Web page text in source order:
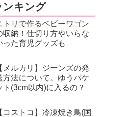
ンキング
トリで作るベビーワゴン
収納！仕切り方やいらな
った育児グッズも
メルカリ】ジーンズの発
方法について。ゆうパケ
ト(3cm以内)に入るの？
コストコ】冷凍焼き鳥(国